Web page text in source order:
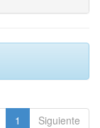
1 Siguiente